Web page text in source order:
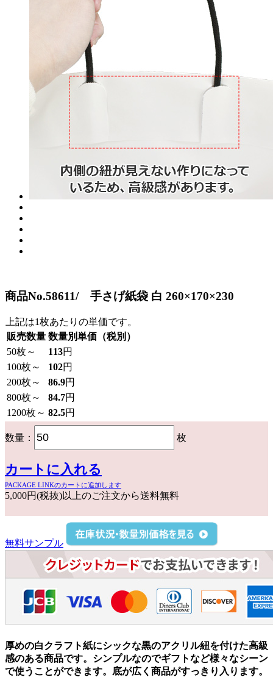
商品No.58611/ 手さげ紙袋 白 260×170×230
上記は1枚あたりの単価です。
販売数量 数量別単価（税別）
50枚～ 113円
100枚～ 102円
200枚～ 86.9円
800枚～ 84.7円
1200枚～ 82.5円
数量： 枚
カートに入れる
PACKAGE LINKのカートに追加します
5,000円(税抜)以上のご注文から送料無料
無料サンプル
厚めの白クラフト紙にシックな黒のアクリル紐を付けた高級
感のある商品です。シンプルなのでギフトなど様々なシーン
で使うことができます。底が広く商品がすっきり入ります。